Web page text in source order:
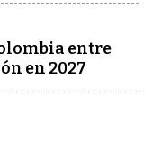
entre
en 2027